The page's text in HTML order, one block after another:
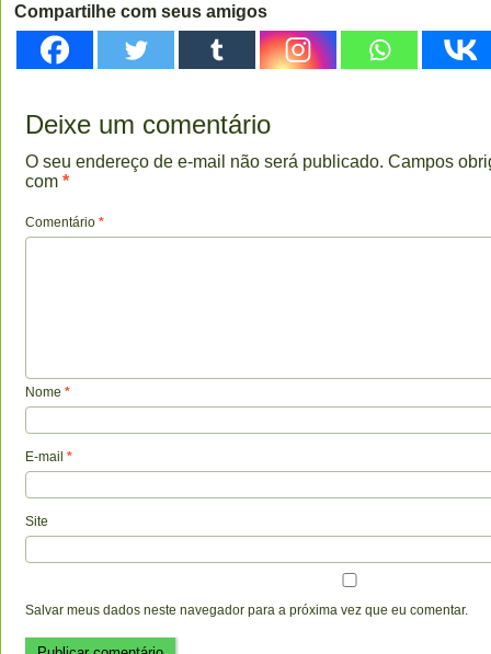
Compartilhe com seus amigos
Deixe um comentário
O seu endereço de e-mail não será publicado. Campos
com *
Comentário *
Nome *
E-mail *
Site
Salvar meus dados neste navegador para a próxima vez que eu comentar.